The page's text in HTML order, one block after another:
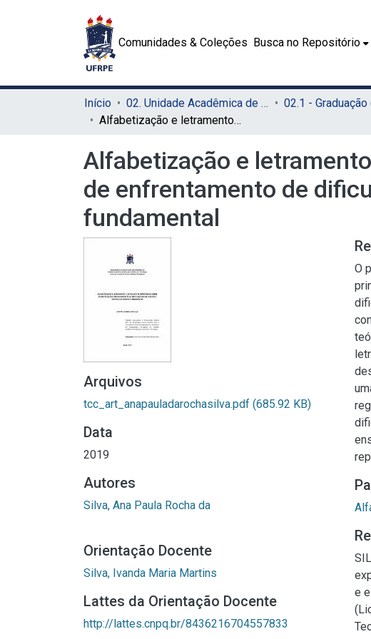
Comunidades & Coleções Busca no Repositório
Início 02. Unidade Acadêmica de Educação a Distância e Tecnologia (UAEADTec)
Alfabetização e letramento: um relato de experiências sobre estratégias de enfrentamento de dificuldades de leitura e escrita no ensino fundamental
Alfabetização e
de enfrentamento de
fundamental
Arquivos
tcc_art_anapauladarochasilva.pdf (685.92 KB)
Data
2019
Autores
Silva, Ana Paula Rocha da
Orientação Docente
Silva, Ivanda Maria Martins
Lattes da Orientação Docente
http://lattes.cnpq.br/8436216704557833
O
e